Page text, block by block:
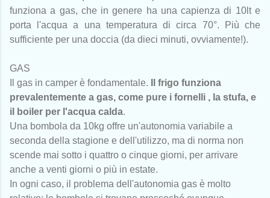
funziona a gas, che in genere ha una capienza di 10lt e
porta l'acqua a una temperatura di circa 70°. Più che
sufficiente per una doccia (da dieci minuti, ovviamente!).
GAS
Il gas in camper è fondamentale.
Il frigo funziona
prevalentemente a gas, come pure i fornelli , la stufa, e
il boiler per l'acqua calda.
Una bombola da 10kg offre un'autonomia variabile a
seconda della stagione e dell'utilizzo, ma di norma non
scende mai sotto i quattro o cinque giorni, per arrivare
anche a venti giorni o più in estate.
In ogni caso, il problema dell'autonomia gas è molto